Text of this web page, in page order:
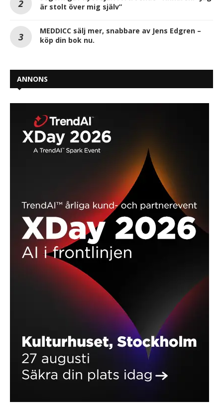
är stolt över mig själv”
MEDDICC sälj mer, snabbare av Jens Edgren –
köp din bok nu.
ANNONS